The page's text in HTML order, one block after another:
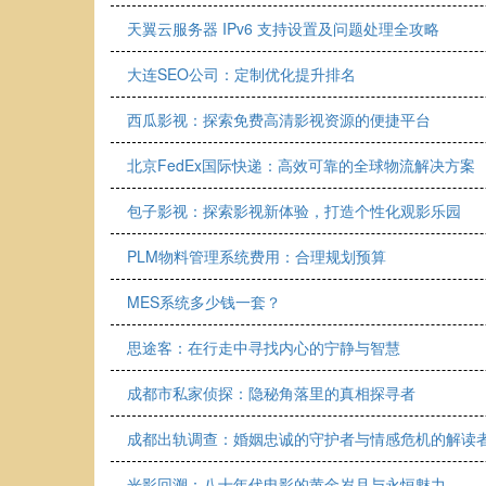
天翼云服务器 IPv6 支持设置及问题处理全攻略
大连SEO公司：定制优化提升排名
西瓜影视：探索免费高清影视资源的便捷平台
北京FedEx国际快递：高效可靠的全球物流解决方案
包子影视：探索影视新体验，打造个性化观影乐园
PLM物料管理系统费用：合理规划预算
MES系统多少钱一套？
思途客：在行走中寻找内心的宁静与智慧
成都市私家侦探：隐秘角落里的真相探寻者
成都出轨调查：婚姻忠诚的守护者与情感危机的解读